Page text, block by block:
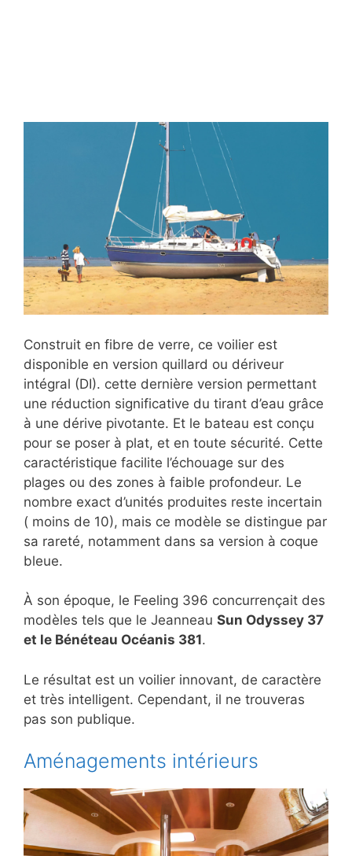
Construit en fibre de verre, ce voilier est
disponible en version quillard ou dériveur
intégral (DI). cette dernière version permettant
une réduction significative du tirant d’eau grâce
à une dérive pivotante. Et le bateau est conçu
pour se poser à plat, et en toute sécurité. Cette
caractéristique facilite l’échouage sur des
plages ou des zones à faible profondeur. Le
nombre exact d’unités produites reste incertain
( moins de 10), mais ce modèle se distingue par
sa rareté, notamment dans sa version à coque
bleue.
À son époque, le Feeling 396 concurrençait des
modèles tels que le Jeanneau Sun Odyssey 37
et le Bénéteau Océanis 381.
Le résultat est un voilier innovant, de caractère
et très intelligent. Cependant, il ne trouveras
pas son publique.
Aménagements intérieurs